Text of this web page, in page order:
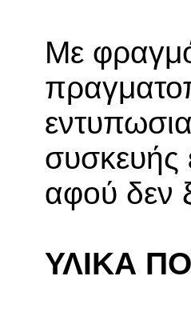
Με
συσκευής
αφού δεν
ΥΛΙΚΑ